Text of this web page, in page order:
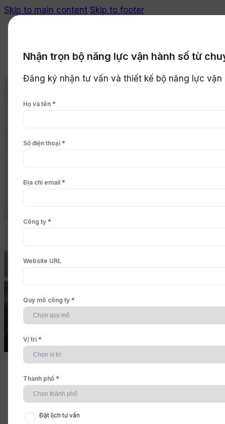
Skip to main content Skip to footer
Bắt đầu miễn phí
Định hình năng lực thích ứng của
nghiệp vụ, thích ứng nhanh với biến động và mở
Nhận trọn bộ năng lực vận hành số từ
Đăng ký nhận tư vấn và thiết kế bộ năng lực vận
Họ và tên *
Số điện thoại *
Địa chỉ email *
Công ty *
Website URL
Quy mô công ty *
Vị trí *
Thành phố *
Đặt lịch tư vấn